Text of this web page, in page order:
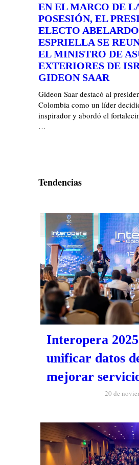
EN EL MARCO DE
POSESIÓN, EL
ELECTO
ESPRIELLA SE
EL MINISTRO DE
EXTERIORES DE
GIDEON SAAR
Gideon Saar destacó al
Colombia como un líder
inspirador y abordó el
…
Tendencias
Interopera
unificar datos
mejorar
20 de